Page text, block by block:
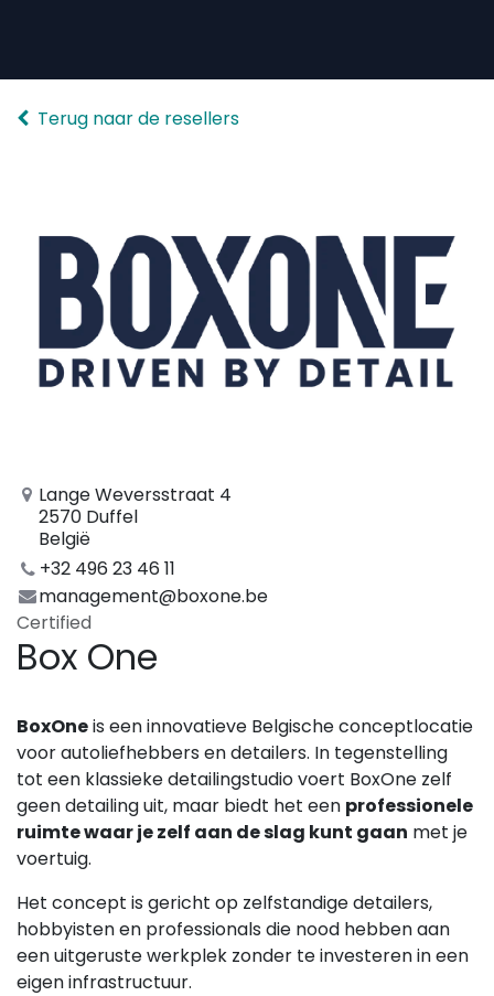
Terug naar de resellers
Lange Weversstraat 4
2570 Duffel
België
+32 496 23 46 11
management@boxone.be
Certified
Box One
BoxOneis een innovatieve Belgische conceptlocatie
voor autoliefhebbers en detailers. In tegenstelling
tot een klassieke detailingstudio voert BoxOne zelf
geen detailing uit, maar biedt het een professionele
ruimte waar je zelf aan de slag kunt gaan met je
voertuig.
Het concept is gericht op zelfstandige detailers,
hobbyisten en professionals die nood hebben aan
een uitgeruste werkplek zonder te investeren in een
eigen infrastructuur.